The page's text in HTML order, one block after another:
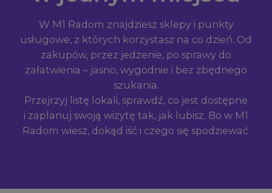
W M1 Radom znajdziesz sklepy i punkty
usługowe, z których korzystasz na co dzień. Od
zakupów, przez jedzenie, po sprawy do
załatwienia – jasno, wygodnie i bez zbędnego
szukania.
Przejrzyj listę lokali, sprawdź, co jest dostępne
i zaplanuj swoją wizytę tak, jak lubisz. Bo w M1
Radom wiesz, dokąd iść i czego się spodziewać.